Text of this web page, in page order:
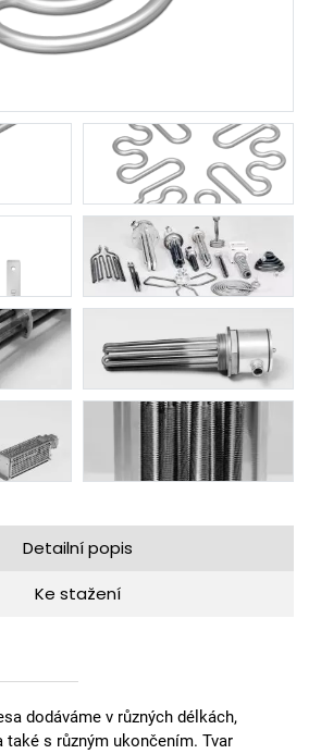
Detailní popis
Ke stažení
dodáváme v různých délkách,
také s různým ukončením. Tvar